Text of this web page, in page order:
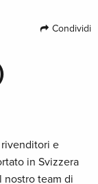
Condividi
e
in Svizzera
nostro team di